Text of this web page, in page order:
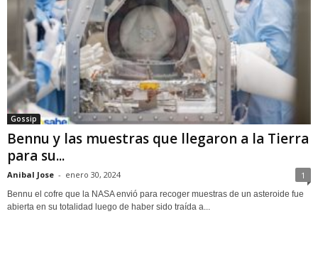
Gossip
Bennu y las muestras que llegaron a la Tierra
para su...
Anibal Jose - enero 30, 2024 1
Bennu el cofre que la NASA envió para recoger muestras de un asteroide fue
abierta en su totalidad luego de haber sido traída a...